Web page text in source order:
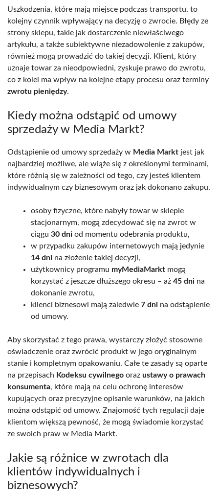
Uszkodzenia, które mają miejsce podczas transportu, to
kolejny czynnik wpływający na decyzję o zwrocie. Błędy ze
strony sklepu, takie jak dostarczenie niewłaściwego
artykułu, a także subiektywne niezadowolenie z zakupów,
również mogą prowadzić do takiej decyzji. Klient, który
uznaje towar za nieodpowiedni, zyskuje prawo do zwrotu,
co z kolei ma wpływ na kolejne etapy procesu oraz terminy
zwrotu pieniędzy.
Kiedy można odstąpić od umowy
sprzedaży w Media Markt?
Odstąpienie od umowy sprzedaży w Media Markt jest jak
najbardziej możliwe, ale wiąże się z określonymi terminami,
które różnią się w zależności od tego, czy jesteś klientem
indywidualnym czy biznesowym oraz jak dokonano zakupu.
osoby fizyczne, które nabyły towar w sklepie
stacjonarnym, mogą zdecydować się na zwrot w
ciągu 30 dni od momentu odebrania produktu,
w przypadku zakupów internetowych mają jedynie
14 dni na złożenie takiej decyzji,
użytkownicy programu myMediaMarkt mogą
korzystać z jeszcze dłuższego okresu – aż 45 dni na
dokonanie zwrotu,
klienci biznesowi mają zaledwie 7 dni na odstąpienie
od umowy.
Aby skorzystać z tego prawa, wystarczy złożyć stosowne
oświadczenie oraz zwrócić produkt w jego oryginalnym
stanie i kompletnym opakowaniu. Całe te zasady są oparte
na przepisach Kodeksu cywilnego oraz ustawy o prawach
konsumenta, które mają na celu ochronę interesów
kupujących oraz precyzyjne opisanie warunków, na jakich
można odstąpić od umowy. Znajomość tych regulacji daje
klientom większą pewność, że mogą świadomie korzystać
ze swoich praw w Media Markt.
Jakie są różnice w zwrotach dla
klientów indywidualnych i
biznesowych?